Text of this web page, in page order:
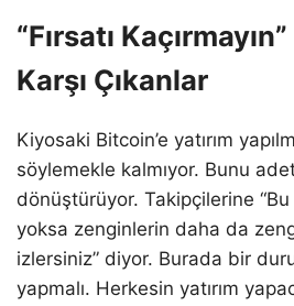
“Fırsatı
Karşı Çıkanlar
Kiyosaki Bitcoin’e yatırım
söylemekle kalmıyor. Bunu
dönüştürüyor. Takipçilerine
yoksa zenginlerin daha da
izlersiniz” diyor. Burada bir
yapmalı. Herkesin yatırım